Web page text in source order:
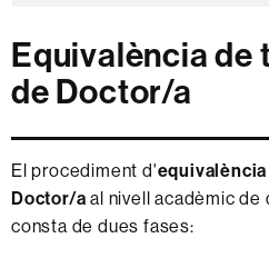
Equivalència de
de Doctor/a
El procediment d'
Doctor/a al nivell acadèmic de
consta de dues fases: